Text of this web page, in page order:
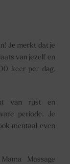
Je merkt dat je
van jezelf en
keer per dag.
van rust en
periode. Je
mentaal even
Mama Massage